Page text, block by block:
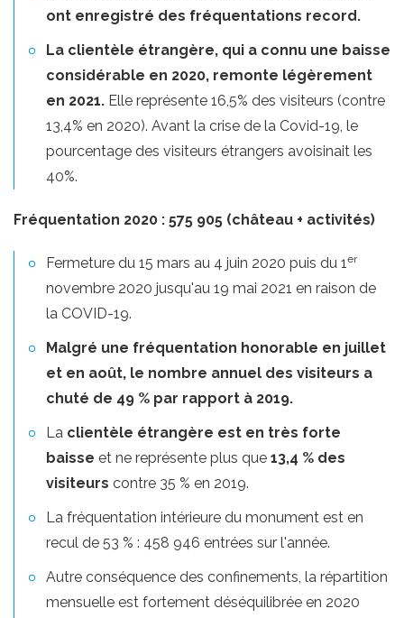
ont enregistré des fréquentations record.
La clientèle étrangère, qui a connu une baisse
considérable en 2020, remonte légèrement
en 2021. Elle représente 16,5% des visiteurs (contre
13,4% en 2020). Avant la crise de la Covid-19, le
pourcentage des visiteurs étrangers avoisinait les
40%.
Fréquentation 2020 : 575 905 (château + activités)
Fermeture du 15 mars au 4 juin 2020 puis du 1er
novembre 2020 jusqu'au 19 mai 2021 en raison de
la COVID-19.
Malgré une fréquentation honorable en juillet
et en août, le nombre annuel des visiteurs a
chuté de 49 % par rapport à 2019.
La clientèle étrangère est en très forte
baisse et ne représente plus que 13,4 % des
visiteurs contre 35 % en 2019.
La fréquentation intérieure du monument est en
recul de 53 % : 458 946 entrées sur l'année.
Autre conséquence des confinements, la répartition
mensuelle est fortement déséquilibrée en 2020